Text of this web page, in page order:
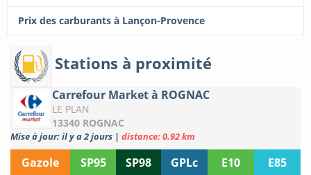
Prix des carburants à Lançon-Provence
Stations à proximité
Carrefour Market à ROGNAC
LE PLAN
13340 ROGNAC
Mise à jour: il y a 2 jours | distance: 0.92 km
Gazole SP95 SP98 GPLc E10
E85